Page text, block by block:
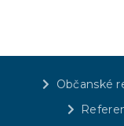
Občanské